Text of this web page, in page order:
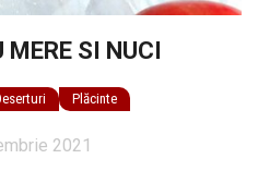
MERE SI NUCI
Plăcinte
2021